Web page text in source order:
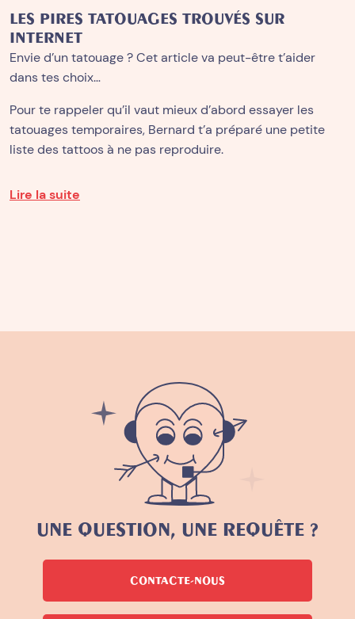
LES PIRES TATOUAGES TROUVÉS SUR
INTERNET
Envie d’un tatouage ? Cet article va peut-être t’aider
dans tes choix…
Pour te rappeler qu’il vaut mieux d’abord essayer les
tatouages temporaires, Bernard t’a préparé une petite
liste des tattoos à ne pas reproduire.
Lire la suite
UNE QUESTION, UNE REQUÊTE ?
CONTACTE-NOUS